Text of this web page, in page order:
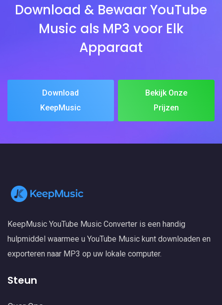
Download & Bewaar YouTube
Music als MP3 voor Elk
Apparaat
Download
KeepMusic
Bekijk Onze
Prijzen
KeepMusic YouTube Music Converter is een handig
hulpmiddel waarmee u YouTube Music kunt downloaden en
exporteren naar MP3 op uw lokale computer.
Steun